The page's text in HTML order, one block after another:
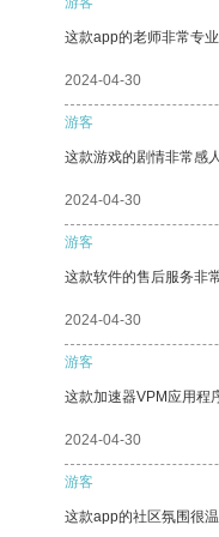
这款app的老师非常专
2024-04-30
游客
这款游戏的剧情非常感
2024-04-30
游客
这款软件的售后服务非
2024-04-30
游客
这款加速器VPM应用程
2024-04-30
游客
这款app的社区氛围很